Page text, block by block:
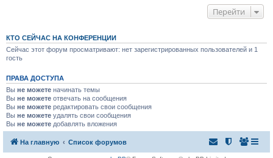
Перейти
КТО СЕЙЧАС НА КОНФЕРЕНЦИИ
Сейчас этот форум просматривают: нет зарегистрированных пользователей и 1
гость
ПРАВА ДОСТУПА
Вы не можете начинать темы
Вы не можете отвечать на сообщения
Вы не можете редактировать свои сообщения
Вы не можете удалять свои сообщения
Вы не можете добавлять вложения
На главную Список форумов